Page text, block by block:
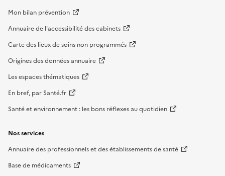
Mon bilan prévention
Annuaire de l'accessibilité des cabinets
Carte des lieux de soins non programmés
Origines des données annuaire
Les espaces thématiques
En bref, par Santé.fr
Santé et environnement : les bons réflexes au quotidien
Nos services
Annuaire des professionnels et des établissements de santé
Base de médicaments